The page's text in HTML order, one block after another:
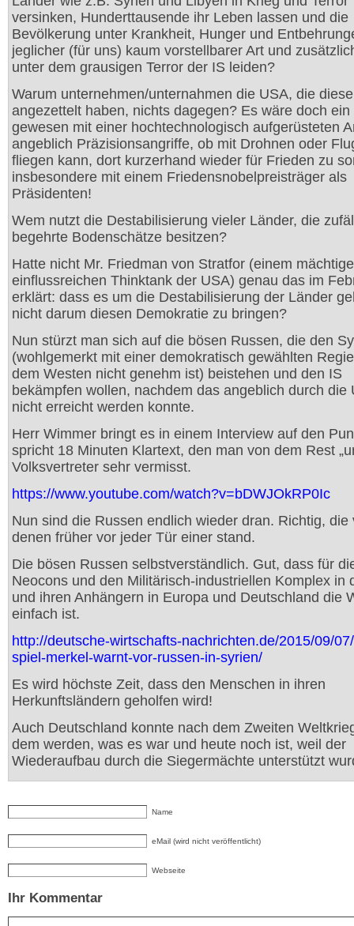
versinken, Hunderttausende ihr Leben lassen und die
Bevölkerung unter Krankheit, Hunger und
jeglicher (für uns) kaum vorstellbarer Art und
unter dem grausigen Terror der IS leiden?
Warum unternehmen/unternahmen die USA, die
angezettelt haben, nichts dagegen? Es wäre doch ein
gewesen mit einer hochtechnologisch aufgerüsteten
angeblich Präzisionsangriffe, ob mit Drohnen oder
fliegen kann, dort kurzerhand wieder für Frieden zu
insbesondere mit einem Friedensnobelpreisträger als
Präsidenten!
Wem nutzt die Destabilisierung vieler Länder, die
begehrte Bodenschätze besitzen?
Hatte nicht Mr. Friedman von Stratfor (einem
einflussreichen Thinktank der USA) genau das im
erklärt: dass es um die Destabilisierung der Länder
nicht darum diesen Demokratie zu bringen?
Nun stürzt man sich auf die bösen Russen, die den
(wohlgemerkt mit einer demokratisch gewählten
dem Westen nicht genehm ist) beistehen und den IS
bekämpfen wollen, nachdem das angeblich durch die
nicht erreicht werden konnte.
Herr Wimmer bringt es in einem Interview auf den
spricht 18 Minuten Klartext, den man von dem Rest
Volksvertreter sehr vermisst.
https://www.youtube.com/watch?v=bDWJOkRP0Ic
Nun sind die Russen endlich wieder dran. Richtig, die
denen früher vor jeder Tür einer stand.
Die bösen Russen selbstverständlich. Gut, dass für
Neocons und den Militärisch-industriellen Komplex in
und ihren Anhängern in Europa und Deutschland die
einfach ist.
http://deutsche-wirtschafts-nachrichten.de/2015/09/
spiel-merkel-warnt-vor-russen-in-syrien/
Es wird höchste Zeit, dass den Menschen in ihren
Herkunftsländern geholfen wird!
Auch Deutschland konnte nach dem Zweiten
dem werden, was es war und heute noch ist, weil der
Wiederaufbau durch die Siegermächte unterstützt
Name
eMail (wird nicht veröffentlicht)
Webseite
Ihr Kommentar